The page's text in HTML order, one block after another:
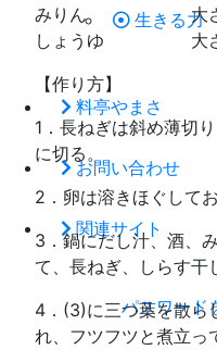
生きる力
料亭やまさ
お問い合わせ
関連サイト
パスワード
みりん 大さ
しょうゆ 大さ
【作り方】
1．長ねぎは斜め薄切
に切る。
2．卵は溶きほぐしてお
3．鍋にだし汁、酒、
て、長ねぎ、しらす干
4．(3)に三つ葉を散ら
れ、フツフツと煮立っ